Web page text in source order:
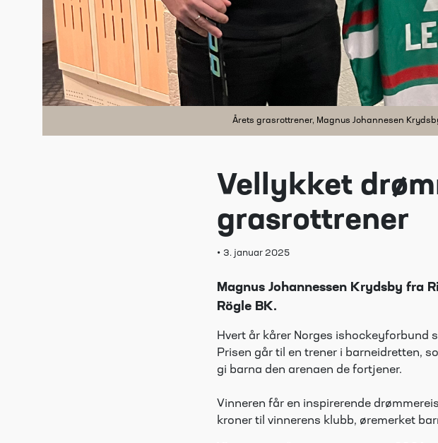
Årets grasrottrener, Magnus Johannesen
Vellykket
grasrottrener
• 3. januar 2025
Magnus Johannessen Krydsby fra
Rögle BK.
Hvert år kårer Norges ishockeyforbund
Prisen går til en trener i barneidretten,
gi barna den arenaen de fortjener.
Vinneren får en inspirerende
kroner til vinnerens klubb, øremerket